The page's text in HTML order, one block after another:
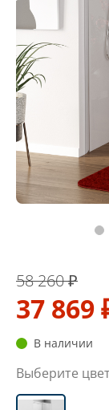
58 260 ₽
37 869
В наличии
Выберите